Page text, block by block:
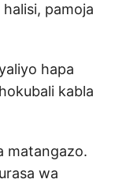
pamoja
hapa
kabla
matangazo.
wa